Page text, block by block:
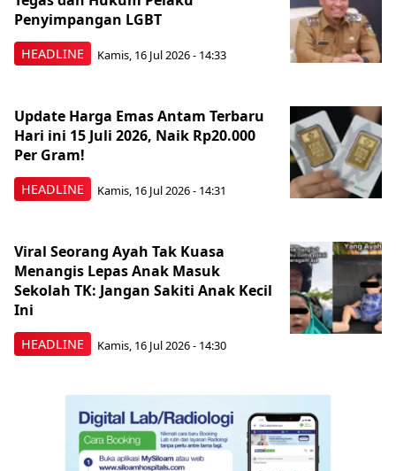
HEADLINE
Penyimpangan LGBT
Kamis, 16 Jul 2026 - 14:33
HEADLINE
Update Harga Emas Antam Terbaru
Hari ini 15 Juli 2026, Naik Rp20.000
Per Gram!
Kamis, 16 Jul 2026 - 14:31
HEADLINE
Viral Seorang Ayah Tak Kuasa
Menangis Lepas Anak Masuk
Sekolah TK: Jangan Sakiti Anak Kecil
Ini
Kamis, 16 Jul 2026 - 14:30